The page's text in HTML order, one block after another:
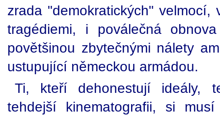
zrada "demokratických"
tragédiemi, i poválečná
povětšinou zbytečnými nálety
ustupující německou armádou.
Ti, kteří dehonestují ideály,
tehdejší kinematografii, si